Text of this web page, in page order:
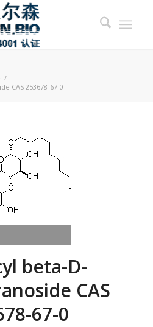
/
CAS 253678-67-0
beta-D-
CAS
67-0